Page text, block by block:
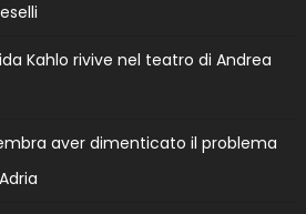
Kahlo rivive nel teatro di Andrea
aver dimenticato il problema